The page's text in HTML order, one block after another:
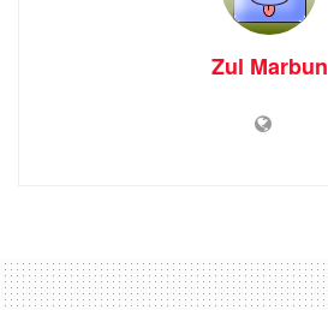
Zul Marbun